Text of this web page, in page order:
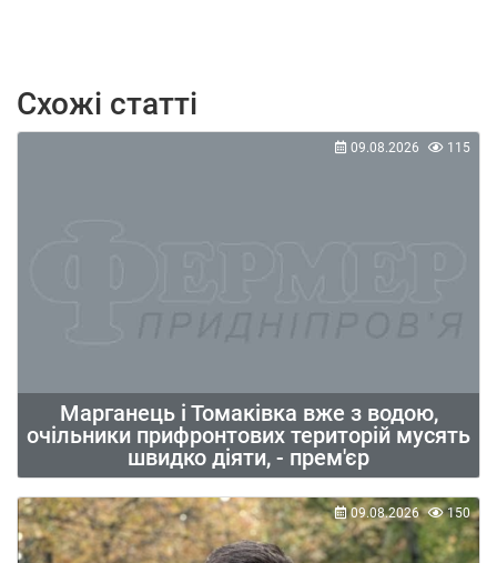
Схожі статті
Марганець і Томаківка вже з водою,
очільники прифронтових територій мусять
швидко діяти, - прем'єр
09.08.2026 115
09.08.2026 150